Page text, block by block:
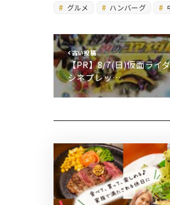
グルメ ハンバーグ
古い投稿
【PR】8/7(日)仮面ライ
シネプレッ…